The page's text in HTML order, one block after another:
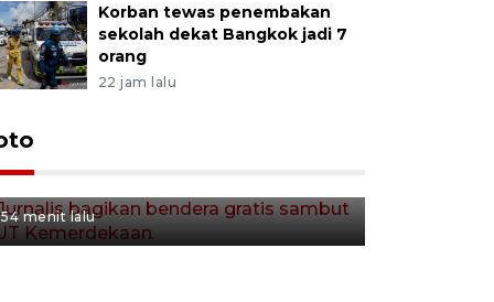
Korban tewas penembakan
sekolah dekat Bangkok jadi 7
orang
22 jam lalu
Jurnalis bagikan bendera
gratis sambut HUT
54 menit lalu